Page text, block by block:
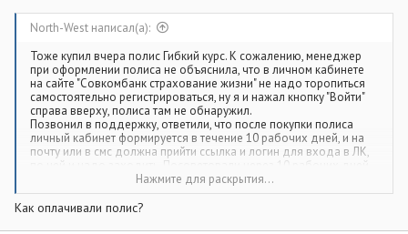
North-West написал(а):
Тоже купил вчера полис Гибкий курс. К сожалению, менеджер
при оформлении полиса не объяснила, что в личном кабинете
на сайте "Совкомбанк страхование жизни" не надо торопиться
самостоятельно регистрироваться, ну я и нажал кнопку "Войти"
справа вверху, полиса там не обнаружил.
Позвонил в поддержку, ответили, что после покупки полиса
личный кабинет формируется в течение 10 рабочих дней, и на
почту или в смс должна прийти ссылка и логин для входа в ЛК,
по ней и надо заходить. Посоветовали через 10 рабочих дней
проверить ЛК, если полис так и появится снова звонить в
поддержку, чтобы удалили личный кабинет который создал
самостоятельно, иначе данные могут задвоиться.
Нажмите для раскрытия...
Как оплачивали полис?